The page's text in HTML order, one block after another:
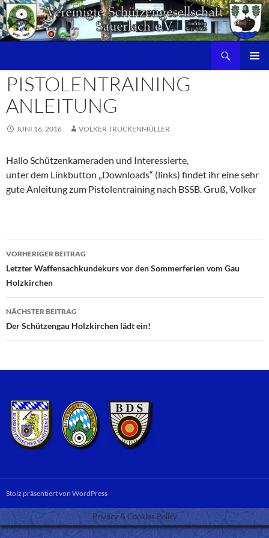
Zum
Inhalt
springen
PISTOLENTRAINING
ANLEITUNG
JUNI 16, 2016 VOLKER TRUCKENMÜLLER
Hallo Schützenkameraden und Interessierte,
unter dem Linkbutton „Downloads“ (links) findet ihr eine sehr
gute Anleitung zum Pistolentraining nach BSSB. Gruß, Volker
Beitragsnavigation
VORHERIGER BEITRAG
Letzter Waffensachkundekurs vor den Sommerferien vom Gau
Holzkirchen
NÄCHSTER BEITRAG
Der Schützengau Holzkirchen lädt ein!
Stolz präsentiert von WordPress
Privacy & Cookies Policy